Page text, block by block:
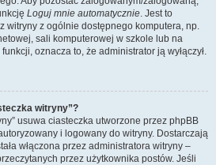
Loguj mnie automatycznie. Jest to
witryny z ogólnie dostępnego komputera, np.
sali komputerowej w szkole lub na
oznacza to, że administrator ją wyłączył.
witryny”?
usuwa ciasteczka utworzone przez phpBB
i logowany do witryny. Dostarczają
włączona przez administratora witryny –
przez użytkownika postów. Jeśli